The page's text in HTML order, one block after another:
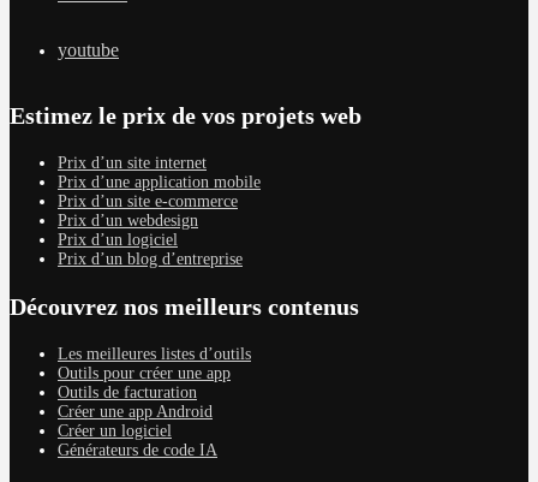
youtube
Estimez le prix de vos projets web
Prix d’un site internet
Prix d’une application mobile
Prix d’un site e-commerce
Prix d’un webdesign
Prix d’un logiciel
Prix d’un blog d’entreprise
Découvrez nos meilleurs contenus
Les meilleures listes d’outils
Outils pour créer une app
Outils de facturation
Créer une app Android
Créer un logiciel
Générateurs de code IA